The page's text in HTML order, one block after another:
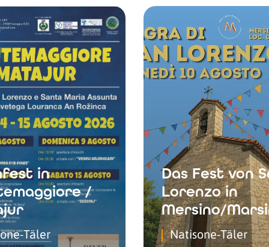
in
/
Täler
Das Fest von
Lorenzo in
Mersino/
Natisone-Täler